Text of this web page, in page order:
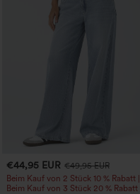
€44,95 EUR €49,95 EUR
Beim Kauf von 2 Stück 10 % Rabatt |
Beim Kauf von 3 Stück 20 % Rabatt